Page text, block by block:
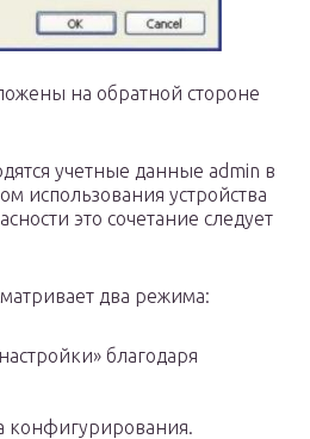
на обратной стороне
учетные данные admin в
использования устройства
это сочетание следует
два режима:
благодаря
конфигурирования.